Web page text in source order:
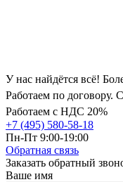
У нас найдётся всё!
Работаем по договору.
Работаем с НДС 20%
+7 (495) 580-58-18
Пн-Пт 9:00-19:00
Обратная связь
Заказать обратный
Ваше имя